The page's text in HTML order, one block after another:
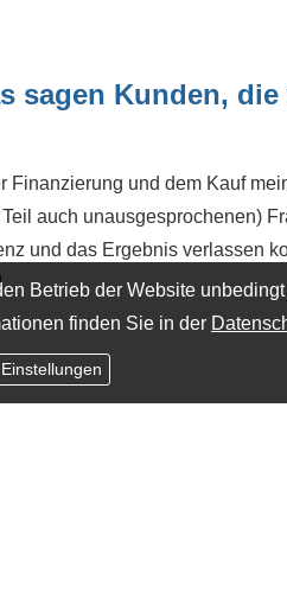
sagen Kunden,
und dem Kauf
auch unausgesprochenen)
und das Ergebnis verlassen
Betrieb der Website
finden Sie in der